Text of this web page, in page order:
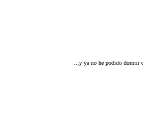
...y ya no he podido dormir
Los